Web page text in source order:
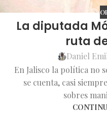
La diputada
ruta
Daniel
En Jalisco la política no
se cuenta, casi
sobres